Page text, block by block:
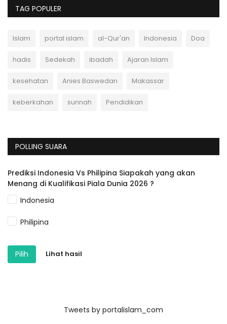
TAG POPULER
Islam portal islam al-Qur'an Indonesia Doa
hadis Sedekah ibadah Ajaran Islam
kesehatan Anies Baswedan Makassar
keberkahan sunnah Pendidikan
POLLING SUARA
Prediksi Indonesia Vs Philipina Siapakah yang akan
Menang di Kualifikasi Piala Dunia 2026 ?
Indonesia
Philipina
Pilih Lihat hasil
Tweets by portalislam_com